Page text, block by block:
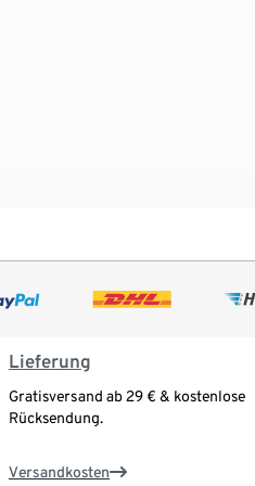
Lieferung
Gratisversand ab 29 € & kostenlose
Rücksendung.
Versandkosten